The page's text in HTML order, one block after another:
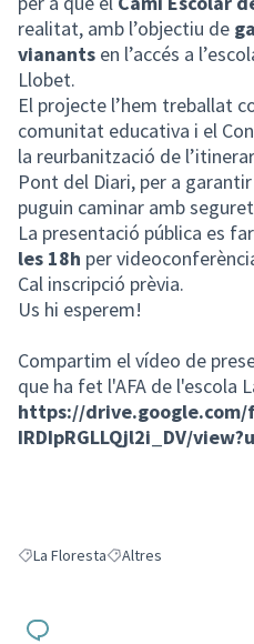
realitat, amb l’objectiu de
vianants en l’accés a
Llobet.
El projecte l’hem treballat
comunitat educativa i el
la reurbanització de
Pont del Diari, per a
puguin caminar amb
La presentació pública es
les 18h per
Cal inscripció prèvia.
Us hi esperem!
Compartim el vídeo de
que ha fet l'AFA de l'escola
https://drive.google.com/
IRDIpRGLLQjl2i_DV/
Resultats en filtrar per: La Floresta
La FlorestaResultats en filtrar
Altres